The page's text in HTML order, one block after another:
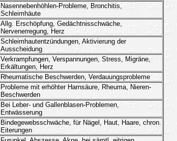
Nasennebenhöhlen-Probleme, Bronchitis,
Schleimhäute
Allg. Erschöpfung, Gedächtnisschwäche,
Nervenerregung, Herz
Schleimhautentzündungen, Aktivierung der
Ausscheidung
Verkrampfungen, Verspannungen, Stress, Migräne,
Erkältungen, Herz
Rheumatische Beschwerden, Verdauungsprobleme
Probleme mit erhöhter Harnsäure, Rheuma, Nieren-
Beschwerden
Bei Leber- und Gallenblasen-Problemen,
Entwässerung
Bindegewebsschwäche, für Nägel, Haut, Haare, chron.
Eiterungen